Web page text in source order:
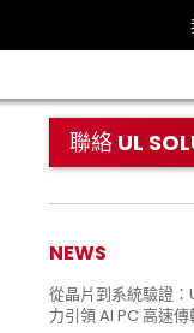
聯絡 UL
NEWS
從晶片到系統驗證
力引領 AI PC 高速